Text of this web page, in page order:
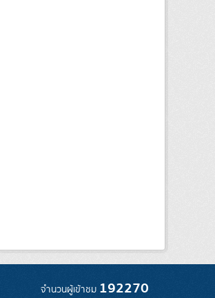
จำนวนผู้เข้าชม 192270